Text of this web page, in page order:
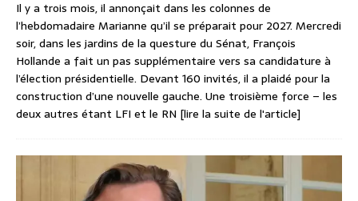
Il y a trois mois, il annonçait dans les colonnes de
l’hebdomadaire Marianne qu’il se préparait pour 2027. Mercredi
soir, dans les jardins de la questure du Sénat, François
Hollande a fait un pas supplémentaire vers sa candidature à
l’élection présidentielle. Devant 160 invités, il a plaidé pour la
construction d’une nouvelle gauche. Une troisième force – les
deux autres étant LFI et le RN [lire la suite de l'article]